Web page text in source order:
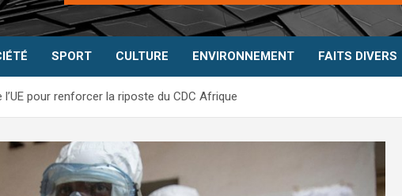
SPORT CULTURE ENVIRONNEMENT FAITS DIVERS
l’UE pour renforcer la riposte du CDC Afrique